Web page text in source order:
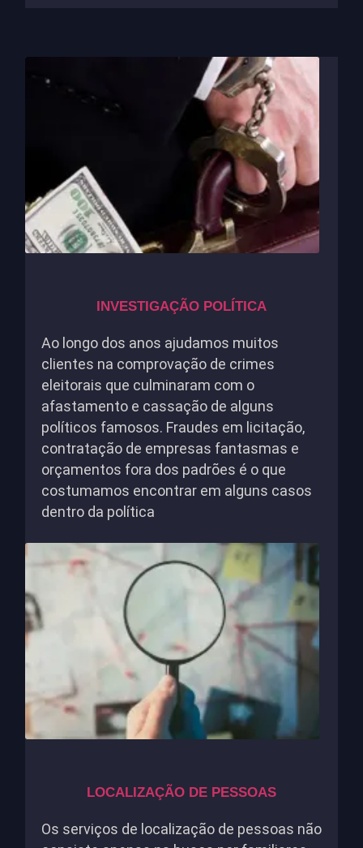
INVESTIGAÇÃO POLÍTICA
Ao longo dos anos ajudamos muitos
clientes na comprovação de crimes
eleitorais que culminaram com o
afastamento e cassação de alguns
políticos famosos. Fraudes em licitação,
contratação de empresas fantasmas e
orçamentos fora dos padrões é o que
costumamos encontrar em alguns casos
dentro da política
LOCALIZAÇÃO DE PESSOAS
Os serviços de localização de pessoas não